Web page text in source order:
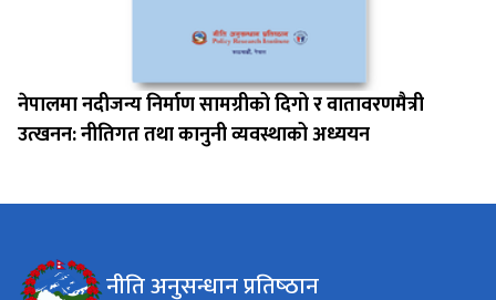
नेपालमा नदीजन्य निर्माण सामग्रीको दिगो र वातावरणमैत्री
उत्खनन: नीतिगत तथा कानुनी व्यवस्थाको अध्ययन
नीति अनुसन्धान प्रतिष्‍ठान